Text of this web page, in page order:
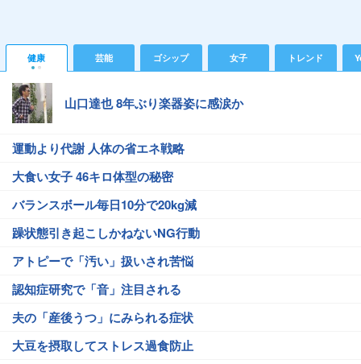
健康 芸能 ゴシップ 女子 トレンド
山口達也 8年ぶり楽器姿に感涙か
運動より代謝 人体の省エネ戦略
大食い女子 46キロ体型の秘密
バランスボール毎日10分で20kg減
躁状態引き起こしかねないNG行動
アトピーで「汚い」扱いされ苦悩
認知症研究で「音」注目される
夫の「産後うつ」にみられる症状
大豆を摂取してストレス過食防止